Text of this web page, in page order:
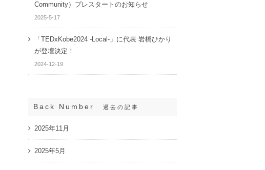
Community）プレスタートのお知らせ
2025-5-17
「TEDxKobe2024 -Local-」に代表 岩橋ひかり
が登壇決定！
2024-12-19
Back Number 過去の記事
2025年11月
2025年5月